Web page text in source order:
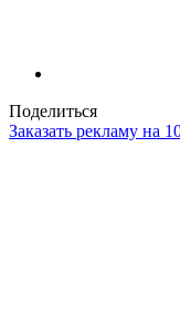
Поделиться
Заказать рекламу на